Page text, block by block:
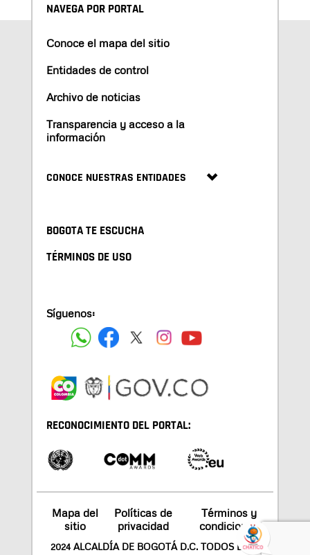
NAVEGA POR PORTAL
Conoce el mapa del sitio
Entidades de control
Archivo de noticias
Transparencia y acceso a la
información
CONOCE NUESTRAS ENTIDADES
BOGOTA TE ESCUCHA
TÉRMINOS DE USO
Síguenos:
RECONOCIMIENTO DEL PORTAL:
Mapa del
sitio
Políticas de
privacidad
Términos y
condiciones
2024 ALCALDÍA DE BOGOTÁ D.C. TODOS LOS